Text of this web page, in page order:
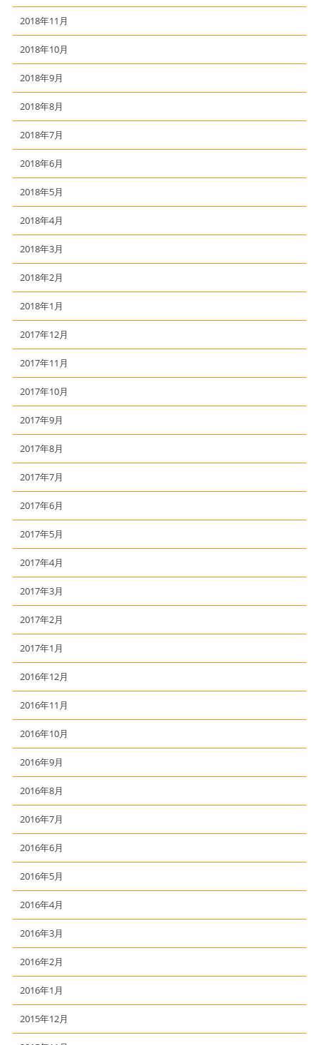
2018年11月
2018年10月
2018年9月
2018年8月
2018年7月
2018年6月
2018年5月
2018年4月
2018年3月
2018年2月
2018年1月
2017年12月
2017年11月
2017年10月
2017年9月
2017年8月
2017年7月
2017年6月
2017年5月
2017年4月
2017年3月
2017年2月
2017年1月
2016年12月
2016年11月
2016年10月
2016年9月
2016年8月
2016年7月
2016年6月
2016年5月
2016年4月
2016年3月
2016年2月
2016年1月
2015年12月